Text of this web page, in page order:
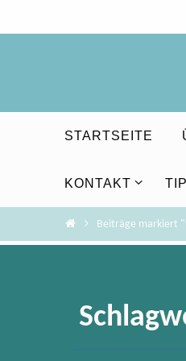
Inhalt
STARTSEITE
KONTAKT
HomeBeiträge markiert